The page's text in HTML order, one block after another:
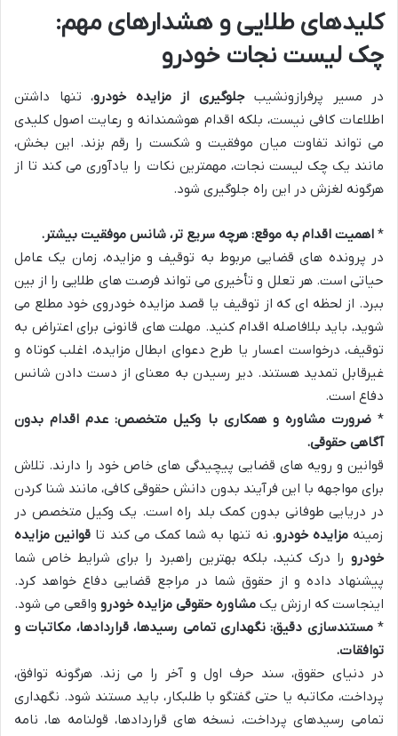
کلیدهای طلایی و هشدارهای مهم:
چک لیست نجات خودرو
در مسیر پرفرازونشیبجلوگیری از مزایده خودرو، تنها داشتن
اطلاعات کافی نیست، بلکه اقدام هوشمندانه و رعایت اصول کلیدی
می تواند تفاوت میان موفقیت و شکست را رقم بزند. این بخش،
مانند یک چک لیست نجات، مهمترین نکات را یادآوری می کند تا از
هرگونه لغزش در این راه جلوگیری شود.
* اهمیت اقدام به موقع: هرچه سریع تر، شانس موفقیت بیشتر.
در پرونده های قضایی مربوط به توقیف و مزایده، زمان یک عامل
حیاتی است. هر تعلل و تأخیری می تواند فرصت های طلایی را از بین
ببرد. از لحظه ای که از توقیف یا قصد مزایده خودروی خود مطلع می
شوید، باید بلافاصله اقدام کنید. مهلت های قانونی برای اعتراض به
توقیف، درخواست اعسار یا طرح دعوای ابطال مزایده، اغلب کوتاه و
غیرقابل تمدید هستند. دیر رسیدن به معنای از دست دادن شانس
دفاع است.
*ضرورت مشاوره و همکاری با وکیل متخصص: عدم اقدام بدون
آگاهی حقوقی.
قوانین و رویه های قضایی پیچیدگی های خاص خود را دارند. تلاش
برای مواجهه با این فرآیند بدون دانش حقوقی کافی، مانند شنا کردن
در دریایی طوفانی بدون کمک بلد راه است. یک وکیل متخصص در
زمینهمزایده خودرو، نه تنها به شما کمک می کند تا قوانین مزایده
خودرو را درک کنید، بلکه بهترین راهبرد را برای شرایط خاص شما
پیشنهاد داده و از حقوق شما در مراجع قضایی دفاع خواهد کرد.
اینجاست که ارزش یک مشاوره حقوقی مزایده خودرو واقعی می شود.
*مستندسازی دقیق: نگهداری تمامی رسیدها، قراردادها، مکاتبات و
توافقات.
در دنیای حقوق، سند حرف اول و آخر را می زند. هرگونه توافق،
پرداخت، مکاتبه یا حتی گفتگو با طلبکار، باید مستند شود. نگهداری
تمامی رسیدهای پرداخت، نسخه های قراردادها، قولنامه ها، نامه